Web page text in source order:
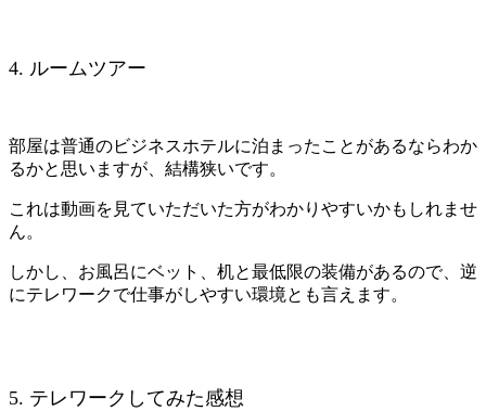
4. ルームツアー
部屋は普通のビジネスホテルに泊まったことがあるならわか
るかと思いますが、結構狭いです。
これは動画を見ていただいた方がわかりやすいかもしれませ
ん。
しかし、お風呂にベット、机と最低限の装備があるので、逆
にテレワークで仕事がしやすい環境とも言えます。
5. テレワークしてみた感想